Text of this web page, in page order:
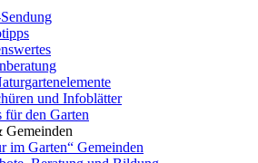
und Infoblätter
für den Garten
Gemeinden
im Garten“ Gemeinden